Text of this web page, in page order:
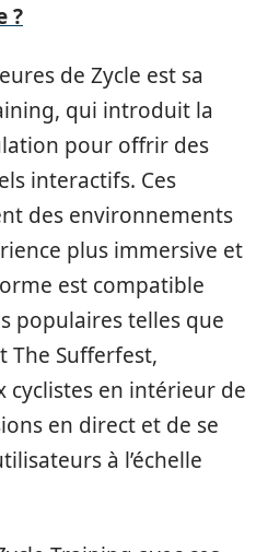
?
de Zycle est sa
qui introduit la
pour offrir des
interactifs. Ces
des environnements
plus immersive et
est compatible
populaires telles que
The Sufferfest,
cyclistes en intérieur de
en direct et de se
à l’échelle